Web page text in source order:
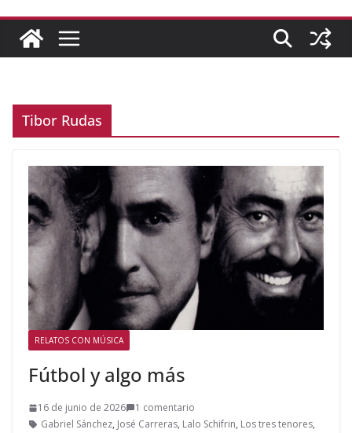
Tibor Rudas
RELATOS CON MÚSICA
Fútbol y algo más
16 de junio de 2026
1 comentario
Gabriel Sánchez, José Carreras, Lalo Schifrin, Los tres tenores,